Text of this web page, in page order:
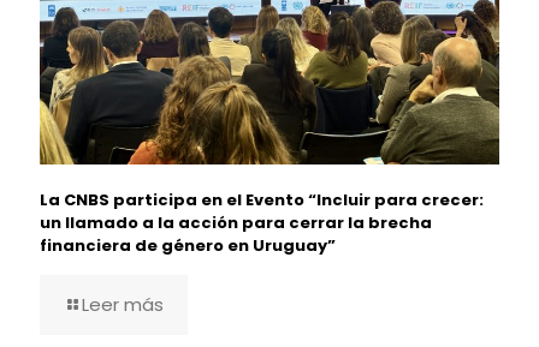
La CNBS participa en el Evento “Incluir para crecer:
un llamado a la acción para cerrar la brecha
financiera de género en Uruguay”
Leer más